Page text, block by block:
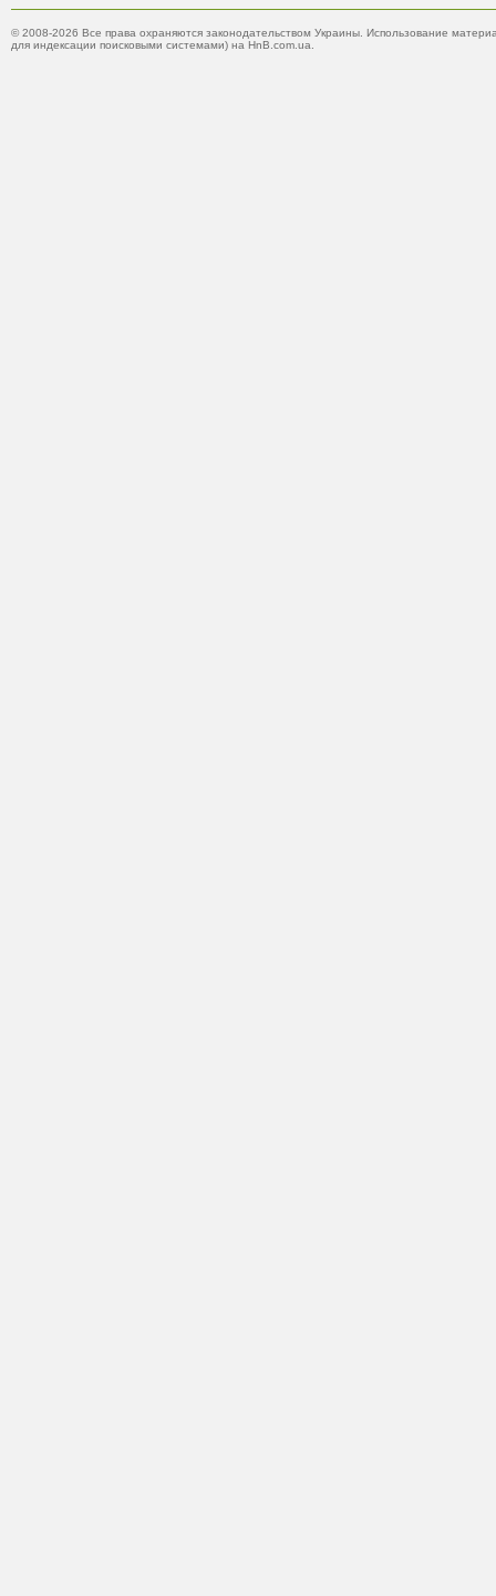
© 2008-2026 Все права охраняются законодательством Украины. Использование
для индексации поисковыми системами) на HnB.com.ua.